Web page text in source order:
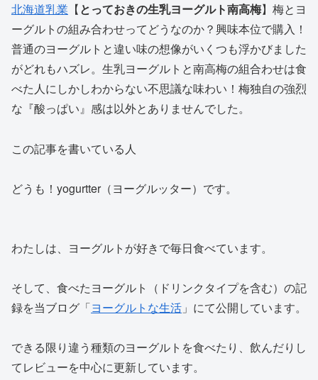
北海道乳業 【とっておきの生乳ヨーグルト南高梅】梅とヨ
ーグルトの組み合わせってどうなのか？興味本位で購入！
普通のヨーグルトと違い味の想像がいくつも浮かびました
がどれもハズレ。生乳ヨーグルトと南高梅の組合わせは食
べた人にしかしわからない不思議な味わい！梅独自の強烈
な『酸っぱい』感は以外とありませんでした。
この記事を書いている人
どうも！yogurtter（ヨーグルッター）です。
わたしは、ヨーグルトが好きで毎日食べています。
そして、食べたヨーグルト（ドリンクタイプを含む）の記
録を当ブログ「ヨーグルトな生活 」にて公開しています。
できる限り違う種類のヨーグルトを食べたり、飲んだりし
てレビューを中心に更新しています。